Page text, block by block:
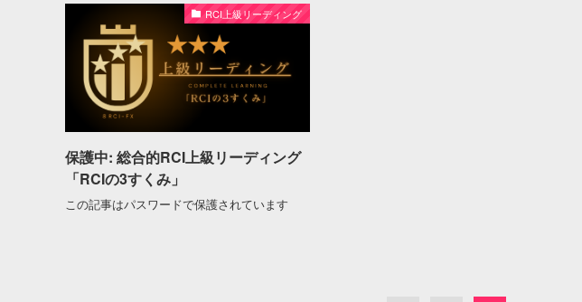
RCI上級リーディング
保護中: 総合的RCI上級リーディング
「RCIの3すくみ」
この記事はパスワードで保護されています